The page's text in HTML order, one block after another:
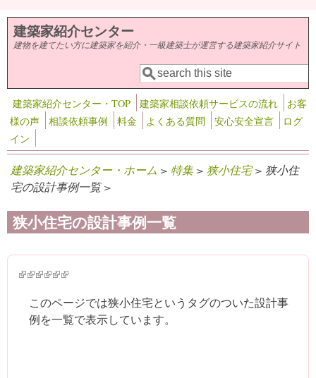
メインコンテンツに移動
建築家紹介センター
建物を建てたい方に建築家を紹介・一級建築士が運営する建築家紹介サイト
検索フォーム
検索
建築家紹介センター・TOP 建築家相談依頼サービスの流れ
お客
様の声
相談依頼事例 料金 よくある質問 安心安全宣言
ログ
イン
建築家紹介センター・ホーム > 特集 > 狭小住宅> 狭小住
宅の設計事例一覧 >
狭小住宅の設計事例一覧
(link is external)
(link is external)
(link is external)
(link is external)
(link is external)
(link is external)
このページでは狭小住宅というタグのついた設計事
例を一覧で表示しています。